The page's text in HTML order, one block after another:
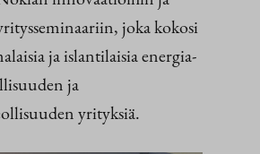
joka kokosi
ja islantilaisia energia-
ja
yrityksiä.